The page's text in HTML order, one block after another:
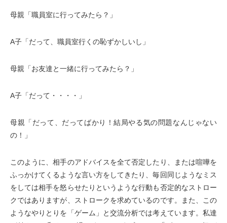
母親「職員室に行ってみたら？」
A子「だって、職員室行くの恥ずかしいし」
母親「お友達と一緒に行ってみたら？」
A子「だって・・・・」
母親「だって、だってばかり！結局やる気の問題なんじゃない
の！」
このように、相手のアドバイスを全て否定したり、または喧嘩を
ふっかけてくるような言い方をしてきたり、毎回同じようなミス
をしては相手を怒らせたりというような行動も否定的なストロー
クではありますが、ストロークを求めているのです。また、この
ようなやりとりを「ゲーム」と交流分析では考えています。私達